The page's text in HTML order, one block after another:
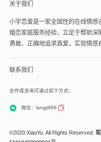
关于我们
小宇恋爱是一家全国性的在线情
婚恋家庭服务经验，立足于帮助
勇敢、正确地追求真爱，实现情感
联系我们
合作或咨询可通过如下方式：
微信：langji989
©2020 XiaoYu. All Rights Reserved.